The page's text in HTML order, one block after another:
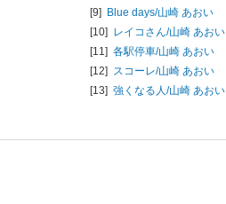
[9] Blue days/山崎 あおい
[10] レイコさん/山崎 あおい
[11] 各駅停車/山崎 あおい
[12] スコーレ/山崎 あおい
[13] 強くなる人/山崎 あおい